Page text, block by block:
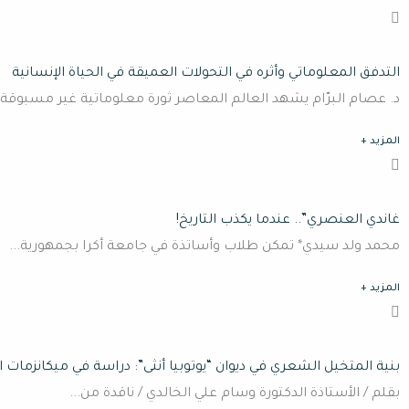
التدفق المعلوماتي وأثره في التحولات العميقة في الحياة الإنسانية
د. عصام البرّام يشهد العالم المعاصر ثورة معلوماتية غير
المزيد +
غاندي العنصري”.. عندما يكذب التاريخ!
محمد ولد سيدي* تمكن طلاب وأساتذة في جامعة أكرا بجمهورية...
المزيد +
بنية المتخيل الشعري في ديوان “يوتوبيا أنثى”: دراسة في ميكانزمات
بقلم / الأستاذة الدكتورة وسام علي الخالدي / ناقدة من...